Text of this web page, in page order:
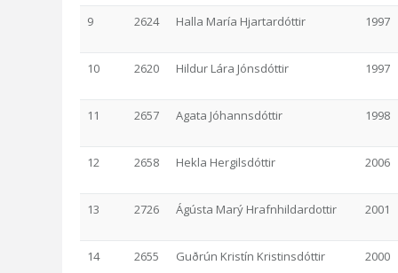
9 2624 Halla María Hjartardóttir 1997
10 2620 Hildur Lára Jónsdóttir 1997
11 2657 Agata Jóhannsdóttir 1998
12 2658 Hekla Hergilsdóttir 2006
13 2726 Ágústa Marý Hrafnhildardottir 2001
14 2655 Guðrún Kristín Kristinsdóttir 2000